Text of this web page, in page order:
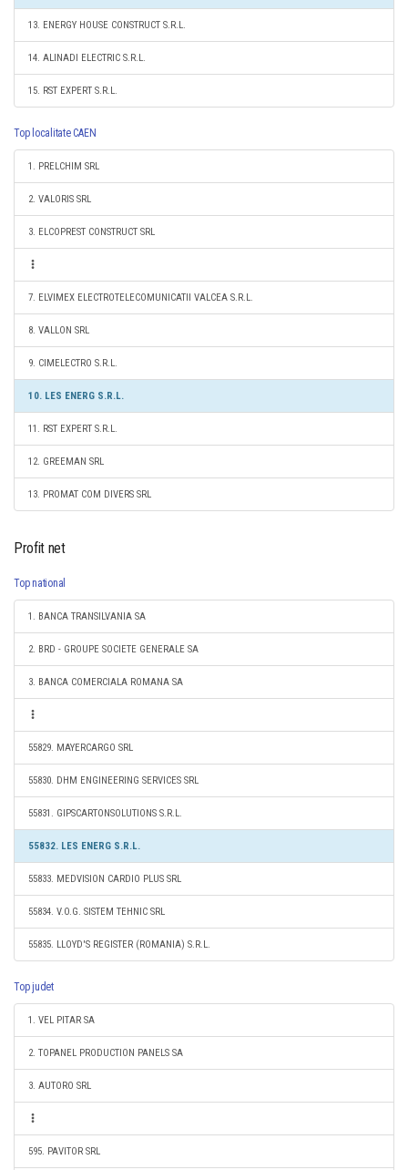
13. ENERGY HOUSE CONSTRUCT S.R.L.
14. ALINADI ELECTRIC S.R.L.
15. RST EXPERT S.R.L.
Top localitate CAEN
1. PRELCHIM SRL
2. VALORIS SRL
3. ELCOPREST CONSTRUCT SRL
7. ELVIMEX ELECTROTELECOMUNICATII VALCEA S.R.L.
8. VALLON SRL
9. CIMELECTRO S.R.L.
10. LES ENERG S.R.L.
11. RST EXPERT S.R.L.
12. GREEMAN SRL
13. PROMAT COM DIVERS SRL
Profit net
Top national
1. BANCA TRANSILVANIA SA
2. BRD - GROUPE SOCIETE GENERALE SA
3. BANCA COMERCIALA ROMANA SA
55829. MAYERCARGO SRL
55830. DHM ENGINEERING SERVICES SRL
55831. GIPSCARTONSOLUTIONS S.R.L.
55832. LES ENERG S.R.L.
55833. MEDVISION CARDIO PLUS SRL
55834. V.O.G. SISTEM TEHNIC SRL
55835. LLOYD'S REGISTER (ROMANIA) S.R.L.
Top judet
1. VEL PITAR SA
2. TOPANEL PRODUCTION PANELS SA
3. AUTORO SRL
595. PAVITOR SRL